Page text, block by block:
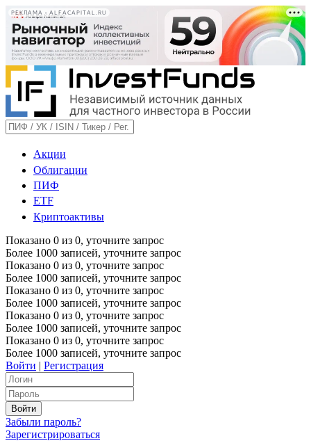
РЕКЛАМА • ALFACAPITAL.RU
Акции
Облигации
ПИФ
ETF
Криптоактивы
Показано 0 из 0, уточните запрос
Более 1000 записей, уточните запрос
Показано 0 из 0, уточните запрос
Более 1000 записей, уточните запрос
Показано 0 из 0, уточните запрос
Более 1000 записей, уточните запрос
Показано 0 из 0, уточните запрос
Более 1000 записей, уточните запрос
Показано 0 из 0, уточните запрос
Более 1000 записей, уточните запрос
Войти | Регистрация
Забыли пароль?
Зарегистрироваться